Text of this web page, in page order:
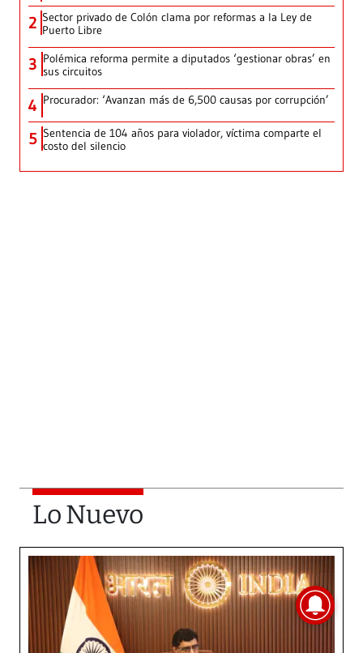
2 Sector privado de Colón clama por reformas a la Ley de
Puerto Libre
3 Polémica reforma permite a diputados ‘gestionar obras’ en
sus circuitos
4 Procurador: ‘Avanzan más de 6,500 causas por corrupción’
5 Sentencia de 104 años para violador, víctima comparte el
costo del silencio
Lo Nuevo